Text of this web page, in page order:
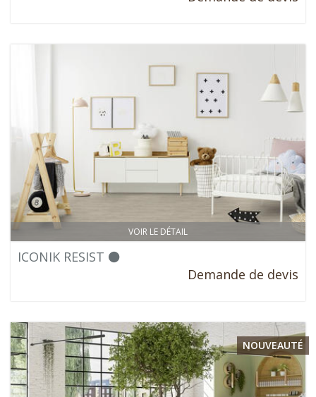
VOIR LE DÉTAIL
ICONIK RESIST ⚫
Demande de devis
NOUVEAUTÉ